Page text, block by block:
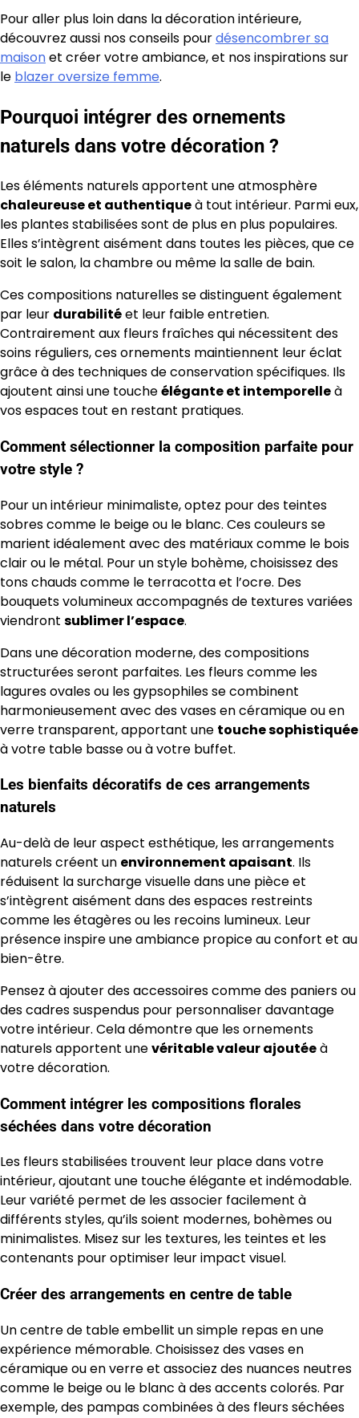
Pour aller plus loin dans la décoration intérieure,
découvrez aussi nos conseils pourdésencombrer sa
maisonet créer votre ambiance, et nos inspirations sur
le blazer oversize femme.
Pourquoi intégrer des ornements
naturels dans votre décoration ?
Les éléments naturels apportent une atmosphère
chaleureuse et authentiqueà tout intérieur. Parmi eux,
les plantes stabilisées sont de plus en plus populaires.
Elles s’intègrent aisément dans toutes les pièces, que ce
soit le salon, la chambre ou même la salle de bain.
Ces compositions naturelles se distinguent également
par leur durabilitéet leur faible entretien.
Contrairement aux fleurs fraîches qui nécessitent des
soins réguliers, ces ornements maintiennent leur éclat
grâce à des techniques de conservation spécifiques. Ils
ajoutent ainsi une toucheélégante et intemporelleà
vos espaces tout en restant pratiques.
Comment sélectionner la composition parfaite pour
votre style ?
Pour un intérieur minimaliste, optez pour des teintes
sobres comme le beige ou le blanc. Ces couleurs se
marient idéalement avec des matériaux comme le bois
clair ou le métal. Pour un style bohème, choisissez des
tons chauds comme le terracotta et l’ocre. Des
bouquets volumineux accompagnés de textures variées
viendront sublimer l’espace.
Dans une décoration moderne, des compositions
structurées seront parfaites. Les fleurs comme les
lagures ovales ou les gypsophiles se combinent
harmonieusement avec des vases en céramique ou en
verre transparent, apportant une touche sophistiquée
à votre table basse ou à votre buffet.
Les bienfaits décoratifs de ces arrangements
naturels
Au-delà de leur aspect esthétique, les arrangements
naturels créent un environnement apaisant. Ils
réduisent la surcharge visuelle dans une pièce et
s’intègrent aisément dans des espaces restreints
comme les étagères ou les recoins lumineux. Leur
présence inspire une ambiance propice au confort et au
bien-être.
Pensez à ajouter des accessoires comme des paniers ou
des cadres suspendus pour personnaliser davantage
votre intérieur. Cela démontre que les ornements
naturels apportent unevéritable valeur ajoutéeà
votre décoration.
Comment intégrer les compositions florales
séchées dans votre décoration
Les fleurs stabilisées trouvent leur place dans votre
intérieur, ajoutant une touche élégante et indémodable.
Leur variété permet de les associer facilement à
différents styles, qu’ils soient modernes, bohèmes ou
minimalistes. Misez sur les textures, les teintes et les
contenants pour optimiser leur impact visuel.
Créer des arrangements en centre de table
Un centre de table embellit un simple repas en une
expérience mémorable. Choisissez des vases en
céramique ou en verre et associez des nuances neutres
comme le beige ou le blanc à des accents colorés. Par
exemple, des pampas combinées à des fleurs séchées